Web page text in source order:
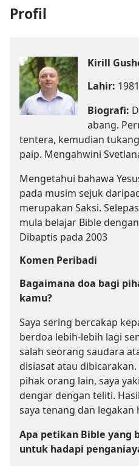
Profil
Kirill
Lahir:
Biografi:
abang.
tentera, kemudian
paip. Mengahwini
Mengetahui bahawa
pada musim sejuk
merupakan Saksi.
mula belajar Bible
Dibaptis pada 2003
Komen Peribadi
Bagaimana doa bagi
kamu?
Saya sering bercakap
berdoa lebih-lebih lagi
salah seorang saudara
disiasat atau
pihak orang lain, saya
dengar dengan teliti.
saya tenang dan legakan
Apa petikan Bible yang
untuk hadapi